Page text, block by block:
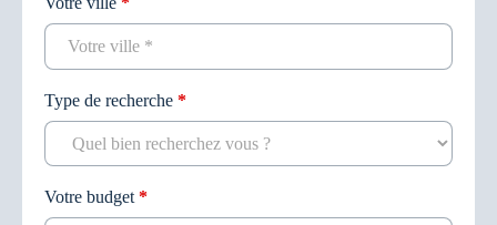
Type de recherche *
Votre budget *